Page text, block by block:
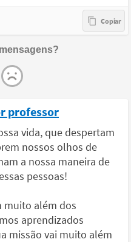
professor
vida, que despertam
nossos olhos de
a nossa maneira de
pessoas!
muito além dos
aprendizados
missão vai muito além